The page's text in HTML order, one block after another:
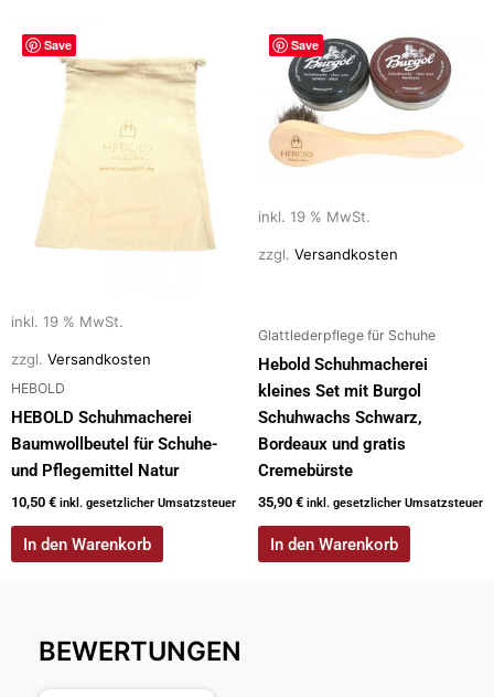
Save
inkl. 19 % MwSt.
zzgl. Versandkosten
HEBOLD
HEBOLD Schuhmacherei
Baumwollbeutel für Schuhe-
und Pflegemittel Natur
10,50 € inkl. gesetzlicher Umsatzsteuer
In den Warenkorb
Save
inkl. 19 % MwSt.
zzgl. Versandkosten
Glattlederpflege für Schuhe
Hebold Schuhmacherei
kleines Set mit Burgol
Schuhwachs Schwarz,
Bordeaux und gratis
Cremebürste
35,90 € inkl. gesetzlicher Umsatzsteuer
In den Warenkorb
BEWERTUNGEN